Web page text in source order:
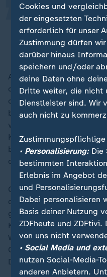
Er muss an
viel
Trainer Julian Nagelsmann
Auffällig ist, dass
dem 23-Jährigen zu
darunter leidet das
bekommt von Wirtz und
verwertbare Bälle
Körperlichkeit der
beeindruckt, schlug
der WM-Realität auf.
Oder wirkt bei dem
dass er sich eben vor
gegen Paris St. Germain
Keeper Gianluigi
Wadenbein brach? Seine
Gruppenspiel: 57
Dribblings gewonnen,
Cookies und
der eingesetzten
erforderlich für unser
Zustimmung dürfen
darüber hinaus
speichern und/oder
deine Daten ohne
Dritte weiter, die nicht
Dienstleister sind. Wir
auch nicht zu
• Personalisierung:Die
bestimmten
Erlebnis im Angebot
und
Dabei personalisieren
Basis deiner Nutzung
ZDFheute und
von uns nicht
• Social Media und
nutzen Social-Media-
anderen Anbietern.